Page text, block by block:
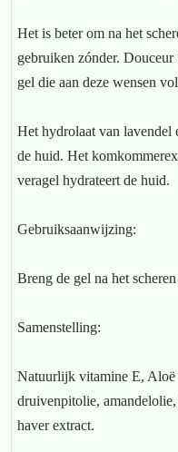
Het is beter om na het
gebruiken zónder. Douceur
gel die aan deze wensen
Het hydrolaat van lavendel
de huid. Het
veragel hydrateert de huid.
Gebruiksaanwijzing:
Breng de gel na het
Samenstelling:
Natuurlijk vitamine E, Aloë
druivenpitolie,
haver extract.